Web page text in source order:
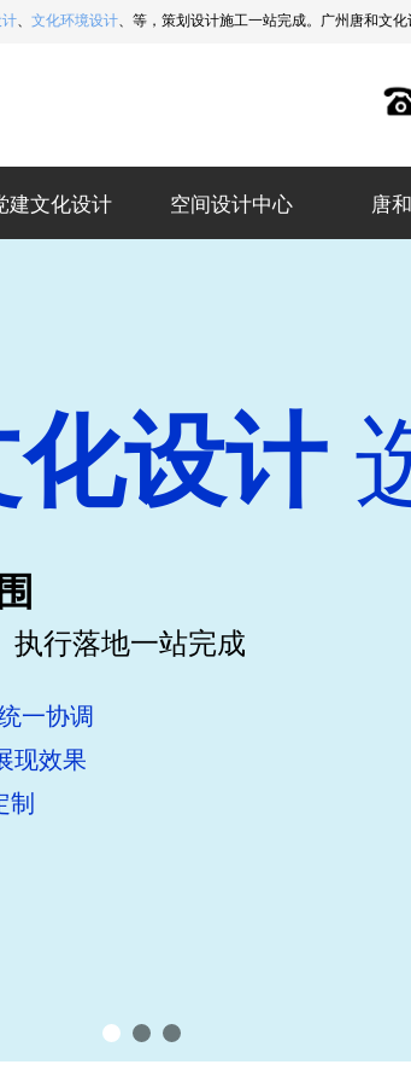
、 文化环境设计、等，策划设计施工一站完成。广州唐和文
建文化设计 空间设计中心 唐
设计
执行落地一站完成
一协调
现效果
制
设计公